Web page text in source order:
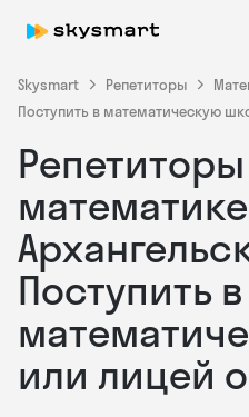
Skysmart Репетиторы
Поступить в математическую
Поступить в
или лицей
Skysmart Chat
online